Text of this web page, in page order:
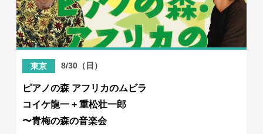
東京 8/30（日）
ピアノの森 アフリカのムビラ
コイケ龍一 + 重松壮一郎
〜青梅の森の音楽会